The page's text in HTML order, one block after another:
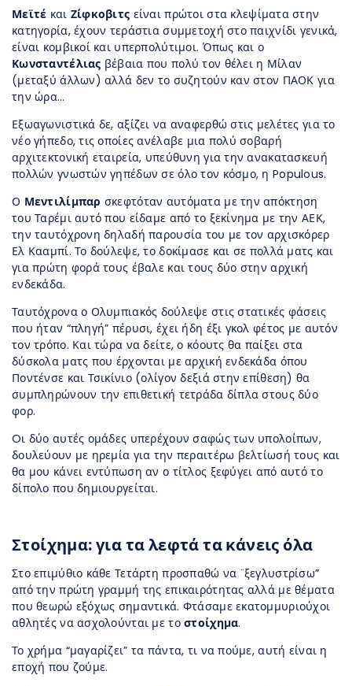
Μεϊτέ και Ζίφκοβιτς είναι πρώτοι στα κλεψίματα στην
κατηγορία, έχουν τεράστια συμμετοχή στο παιχνίδι γενικά,
είναι κομβικοί και υπερπολύτιμοι. Όπως και ο
Κωνσταντέλιας βέβαια που πολύ τον θέλει η Μίλαν
(μεταξύ άλλων) αλλά δεν το συζητούν καν στον ΠΑΟΚ για
την ώρα…
Εξωαγωνιστικά δε, αξίζει να αναφερθώ στις μελέτες για το
νέο γήπεδο, τις οποίες ανέλαβε μια πολύ σοβαρή
αρχιτεκτονική εταιρεία, υπεύθυνη για την ανακατασκευή
πολλών γνωστών γηπέδων σε όλο τον κόσμο, η Populous.
Ο Μεντιλίμπαρ σκεφτόταν αυτόματα με την απόκτηση
του Ταρέμι αυτό που είδαμε από το ξεκίνημα με την ΑΕΚ,
την ταυτόχρονη δηλαδή παρουσία του με τον αρχισκόρερ
Ελ Κααμπί. Το δούλεψε, το δοκίμασε και σε πολλά ματς και
για πρώτη φορά τους έβαλε και τους δύο στην αρχική
ενδεκάδα.
Ταυτόχρονα ο Ολυμπιακός δούλεψε στις στατικές φάσεις
που ήταν “πληγή” πέρυσι, έχει ήδη έξι γκολ φέτος με αυτόν
τον τρόπο. Και τώρα να δείτε, ο κόουτς θα παίξει στα
δύσκολα ματς που έρχονται με αρχική ενδεκάδα όπου
Ποντένσε και Τσικίνιο (ολίγον δεξιά στην επίθεση) θα
συμπληρώνουν την επιθετική τετράδα δίπλα στους δύο
φορ.
Oι δύο αυτές ομάδες υπερέχουν σαφώς των υπολοίπων,
δουλεύουν με ηρεμία για την περαιτέρω βελτίωσή τους και
θα μου κάνει εντύπωση αν ο τίτλος ξεφύγει από αυτό το
δίπολο που δημιουργείται.
Στοίχημα: για τα λεφτά τα κάνεις όλα
Στο επιμύθιο κάθε Τετάρτη προσπαθώ να ¨ξεγλυστρίσω”
από την πρώτη γραμμή της επικαιρότητας αλλά με θέματα
που θεωρώ εξόχως σημαντικά. Φτάσαμε εκατομμυριούχοι
αθλητές να ασχολούνται με τοστοίχημα.
Το χρήμα “μαγαρίζει” τα πάντα, τι να πούμε, αυτή είναι η
εποχή που ζούμε.